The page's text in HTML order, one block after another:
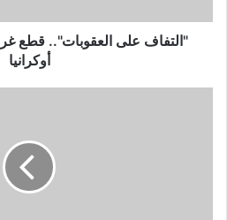
أوكرانيا
"التفاف على العقوبات".. قطع
أوكرانيا